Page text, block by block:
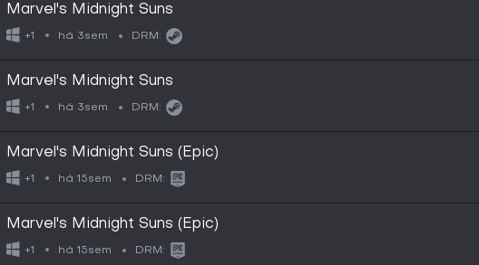
Marvel's Midnight Suns
+1 há 3sem DRM:
Marvel's Midnight Suns
+1 há 3sem DRM:
Marvel's Midnight Suns (Epic)
+1 há 15sem DRM:
Marvel's Midnight Suns (Epic)
+1 há 15sem DRM: